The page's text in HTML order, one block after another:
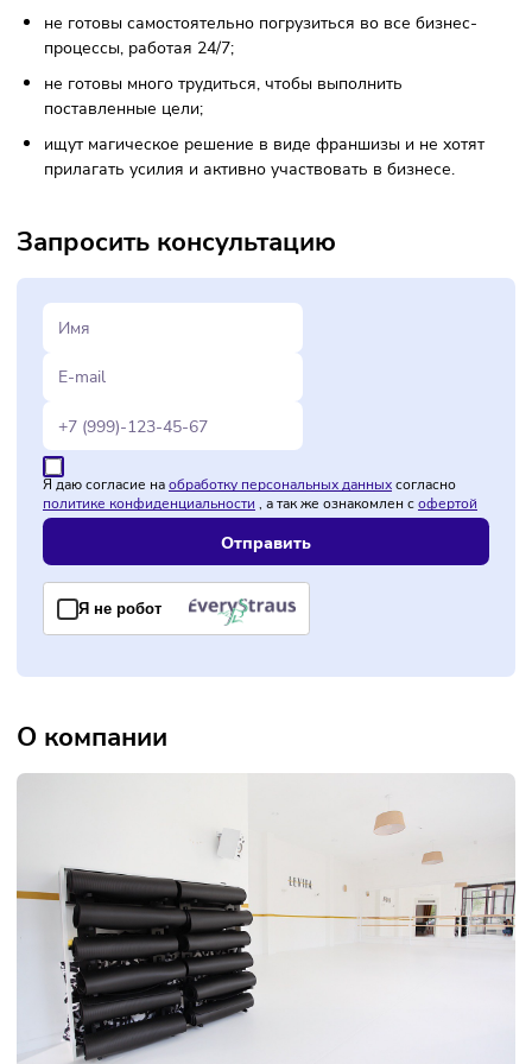
Франшиза LEVITA подходит для различных типов
предпринимателей и людей, которые готовы начать свой
начинающие предприниматели, которые хотят создать
собственное дело;
управленцы, которые переросли статус сотрудника и
люди, которые не хотят работать наемным
бизнесмены, которые хотят сменить направление в
или их бизнес оказался убыточным.
В LEVITA каждый потенциальный партнер проходит
систему одобрения. Франчайзи сети - это уверенные,
энергичные и вовлеченные люди с активной жизненной
позицией. Компания ищет партнеров, которые готовы:
стать миллионерами в течение года;
полностью погрузиться во все аспекты бизнеса и
работать для достижения результатов;
расти и развиваться, создавая свои собственные сети
внутри LEVITA;
помогать людям воплощать свои мечты и достигать
С другой стороны, франшиза LEVITA не подходит
не готовы самостоятельно погрузиться во все бизнес-
процессы, работая 24/7;
не готовы много трудиться, чтобы выполнить
поставленные цели;
ищут магическое решение в виде франшизы и не
прилагать усилия и активно участвовать в бизнесе.